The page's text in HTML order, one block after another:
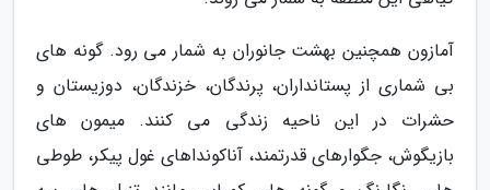
آمازون همچنین بهشت جانوران به شمار می رود. گونه های
بی شماری از پستانداران، پرندگان، خزندگان، دوزیستان و
حشرات در این ناحیه زندگی می کنند. میمون های
بازیگوش، جگوارهای قدرتمند، آناکونداهای غول پیکر، طوطی